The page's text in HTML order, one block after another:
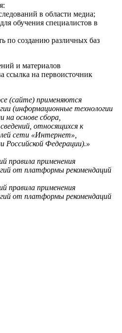
в области медиа;
обучения специалистов в
по созданию различных баз
и материалов
ссылка на первоисточник
(сайте) применяются
(информационные технологии
на основе сбора,
относящихся к
сети «Интернет»,
Российской Федерации).»
правила применения
от платформы рекомендаций
правила применения
от платформы рекомендаций